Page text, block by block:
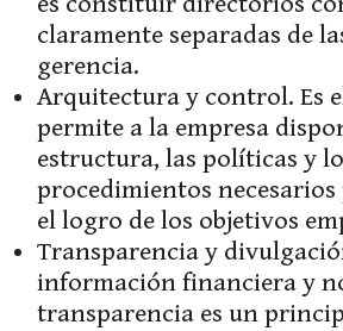
claramente separadas de
gerencia.
Arquitectura y control. Es
permite a la empresa
estructura, las políticas y
procedimientos
el logro de los objetivos
Transparencia y
información financiera y
transparencia es un